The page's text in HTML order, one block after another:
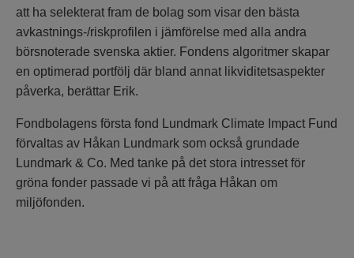
att ha selekterat fram de bolag som visar den bästa
avkastnings-/riskprofilen i jämförelse med alla andra
börsnoterade svenska aktier. Fondens algoritmer skapar
en optimerad portfölj där bland annat likviditetsaspekter
påverka, berättar Erik.
Fondbolagens första fond Lundmark Climate Impact Fund
förvaltas av Håkan Lundmark som också grundade
Lundmark & Co. Med tanke på det stora intresset för
gröna fonder passade vi på att fråga Håkan om
miljöfonden.